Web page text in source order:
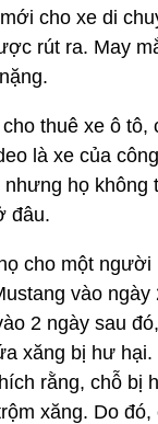
cho xe di
rút ra. May
thuê xe ô tô,
là xe của
nhưng họ
đâu.
cho một người
vào ngày
2 ngày sau
xăng bị hư
rằng, chỗ bị
xăng. Do